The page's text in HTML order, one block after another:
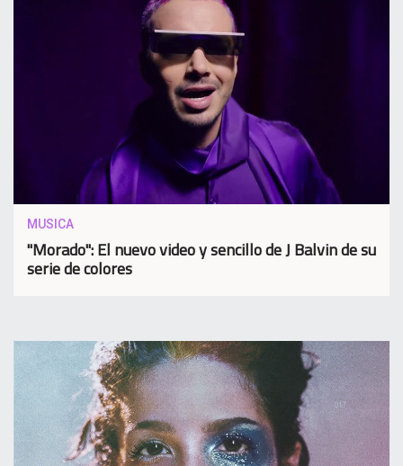
MUSICA
"Morado": El nuevo video y sencillo de J Balvin de su
serie de colores